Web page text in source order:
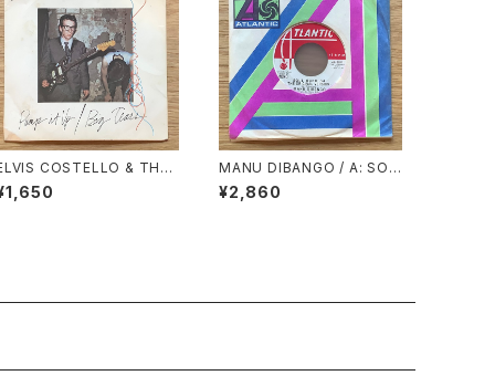
COSTELLO & THE
/ A: PUMP
UP / B: BIG TEARS
MANU DIBANGO / A: SOU
L MAKOSSA (STEREO) /
B: SOUL MAKOSSA (MON
¥2,860